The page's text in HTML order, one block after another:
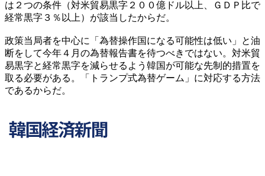
は２つの条件（対米貿易黒字２００億ドル以上、ＧＤＰ比で
経常黒字３％以上）が該当したからだ。
政策当局者を中心に「為替操作国になる可能性は低い」と油
断をして今年４月の為替報告書を待つべきではない。対米貿
易黒字と経常黒字を減らせるよう韓国が可能な先制的措置を
取る必要がある。「トランプ式為替ゲーム」に対応する方法
であるからだ。